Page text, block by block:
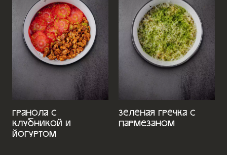
Гранола с
клубникой и
йогуртом
Зеленая гречка с
пармезаном